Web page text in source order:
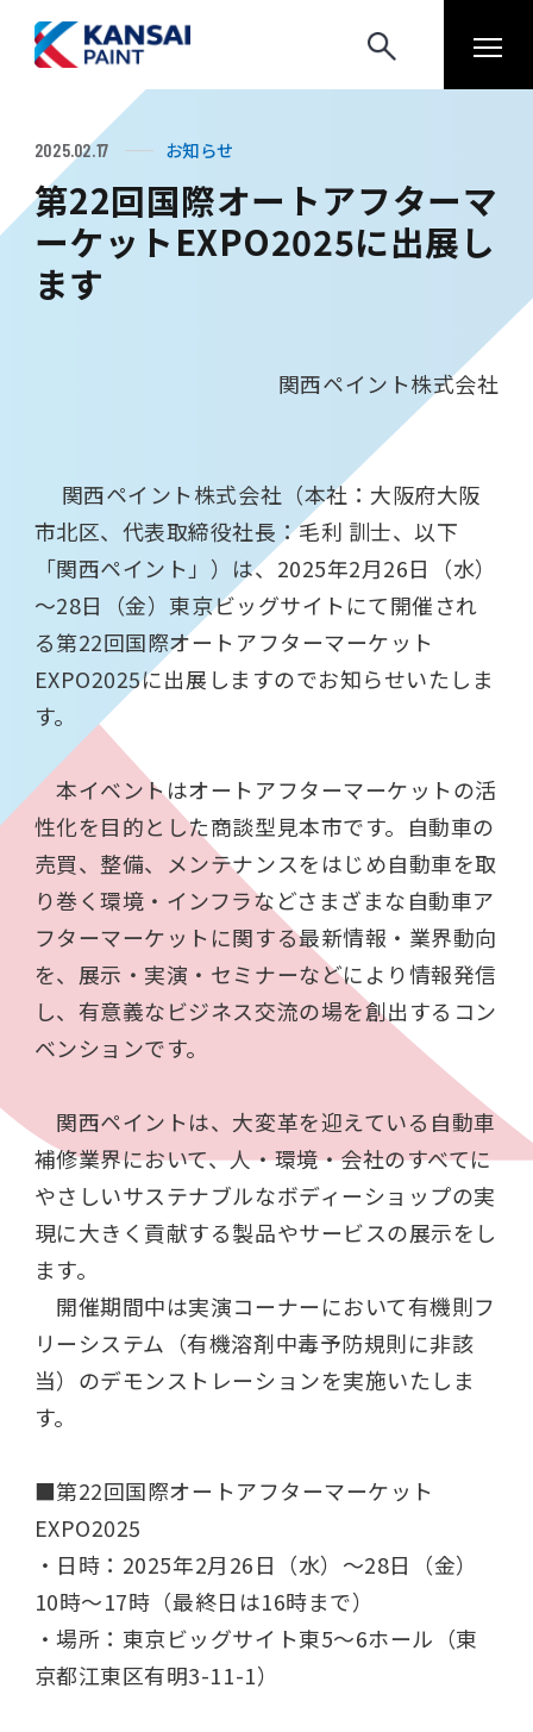
2025.02.17 お知らせ
第22回国際オートアフターマ
ーケットEXPO2025に出展し
ます
関西ペイント株式会社
関西ペイント株式会社（本社：大阪府大阪
市北区、代表取締役社長：毛利 訓士、以下
「関西ペイント」）は、 2025年2月26日（水）
～28日（金）東京ビッグサイトにて開催され
る第22回国際オートアフターマーケット
EXPO2025に出展しますのでお知らせいたしま
す。
本イベントはオートアフターマーケットの活
性化を目的とした商談型見本市です。自動車の
売買、整備、メンテナンスをはじめ自動車を取
り巻く環境・インフラなどさまざまな自動車ア
フターマーケットに関する最新情報・業界動向
を、展示・実演・セミナーなどにより情報発信
し、有意義なビジネス交流の場を創出するコン
ベンションです。
関西ペイントは、大変革を迎えている自動車
補修業界において、人・環境・会社のすべてに
やさしいサステナブルなボディーショップの実
現に大きく貢献する製品やサービスの展示をし
ます。
開催期間中は実演コーナーにおいて有機則フ
リーシステム（有機溶剤中毒予防規則に非該
当）のデモンストレーションを実施いたしま
す。
■第22回国際オートアフターマーケット
EXPO2025
・日時： 2025年2月26日（水）～28日（金）
10時～17時（最終日は16時まで）
・場所：東京ビッグサイト東5～6ホール（東
京都江東区有明3-11-1）